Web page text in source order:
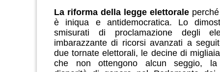
La riforma della legge elettorale
è iniqua e antidemocratica. Lo
smisurati di proclamazione degli
imbarazzante di ricorsi avanzati a
due tornate elettorali, le decine di
che non ottengono alcun seggio, la